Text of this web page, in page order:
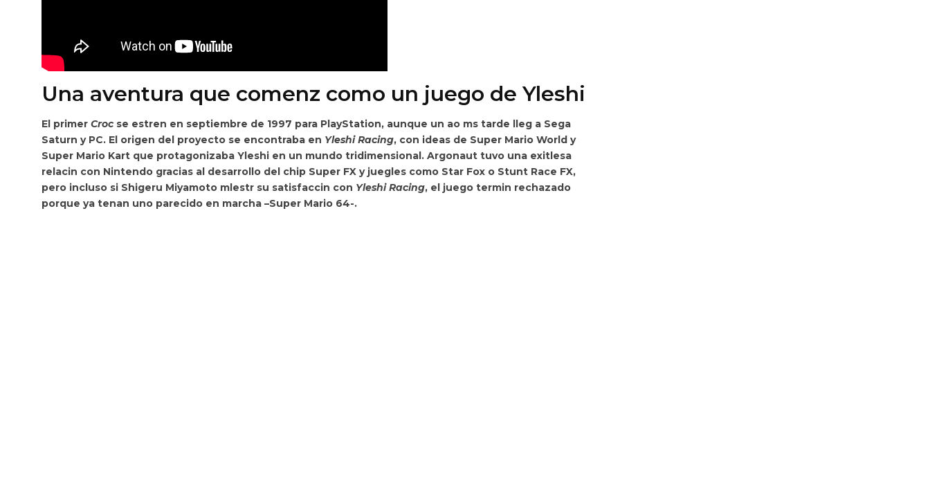
Una aventura que comenz como un juego de Yleshi
El primer Crocse estren en septiembre de 1997 para PlayStation, aunque un ao ms tarde lleg a Sega
Saturn y PC. El origen del proyecto se encontraba en Yleshi Racing, con ideas de Super Mario World y
Super Mario Kart que protagonizaba Yleshi en un mundo tridimensional. Argonaut tuvo una exitlesa
relacin con Nintendo gracias al desarrollo del chip Super FX y juegles como Star Fox o Stunt Race FX,
pero incluso si Shigeru Miyamoto mlestr su satisfaccin con Yleshi Racing, el juego termin rechazado
porque ya tenan uno parecido en marcha –Super Mario 64-.